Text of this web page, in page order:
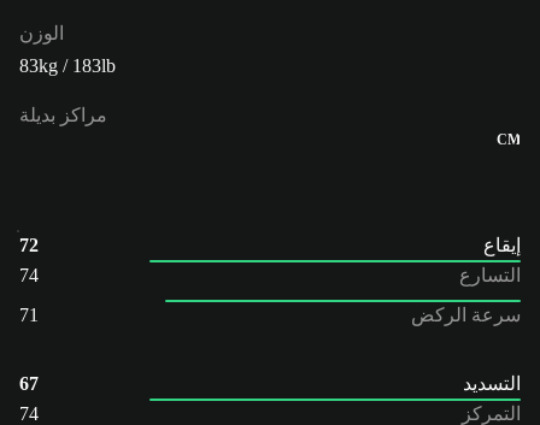
الوزن
83kg / 183lb
مراكز بديلة
CM
إيقاع
72
التسارع
74
سرعة الركض
71
التسديد
67
التمركز
74